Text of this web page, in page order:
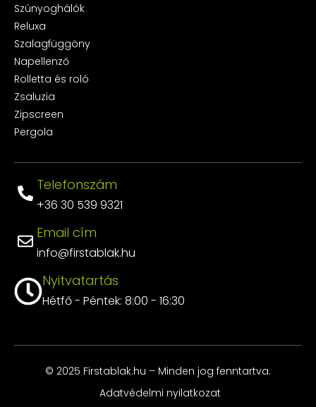
Szúnyoghálók
Reluxa
Szalagfüggöny
Napellenző
Rolletta és roló
Zsaluzia
Zipscreen
Pergola
+36 30 539 9321
Telefonszám
info@firstablak.hu
Email cím
Hétfő - Péntek: 8:00 - 16:30
Nyitvatartás
© 2025 Firstablak.hu – Minden jog fenntartva.
Adatvédelmi nyilatkozat